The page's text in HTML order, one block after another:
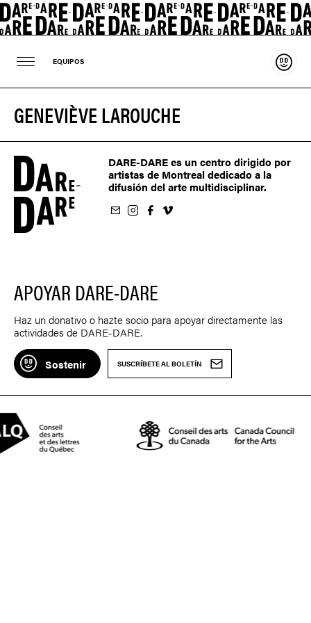
EQUIPOS
GENEVIÈVE LAROUCHE
DARE-DARE es un centro dirigido por
artistas de Montreal dedicado a la
difusión del arte multidisciplinar.
sur Instagram
sur Facebook
nous sur Vimeo
APOYAR DARE-DARE
Haz un donativo o hazte socio para apoyar directamente las
actividades de DARE-DARE.
Sostenir SUSCRÍBETE AL BOLETÍN